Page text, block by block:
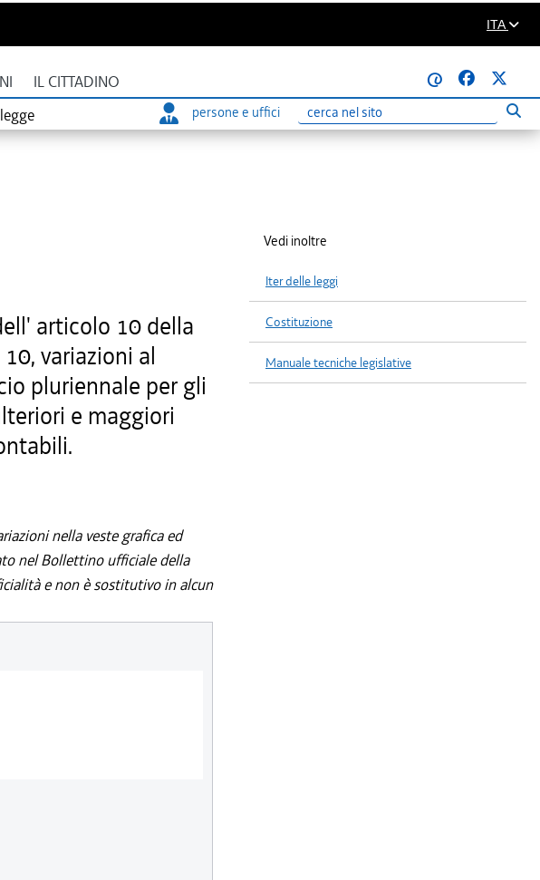
ITA
IL CITTADINO
@
persone e uffici
Ricerca
articolo 10 della
variazioni al
pluriennale per gli
e maggiori
nella veste grafica ed
nel Bollettino ufficiale della
e non è sostitutivo in alcun
Vedi inoltre
Iter delle leggi
Costituzione
Manuale tecniche legislative